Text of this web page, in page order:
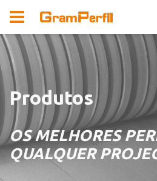
Produtos
OS MELHORES
QUALQUER